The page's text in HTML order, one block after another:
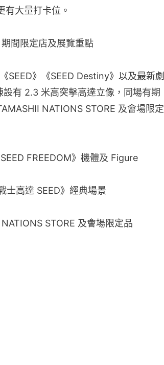
有大量打卡位。
間限定店及展覽重點
SEED》《SEED Destiny》以及最新劇
有 2.3 米高突擊高達立像，同場有期
NATIONS STORE 及會場限定
FREEDOM》機體及 Figure
士高達 SEED》經典場景
STORE 及會場限定品